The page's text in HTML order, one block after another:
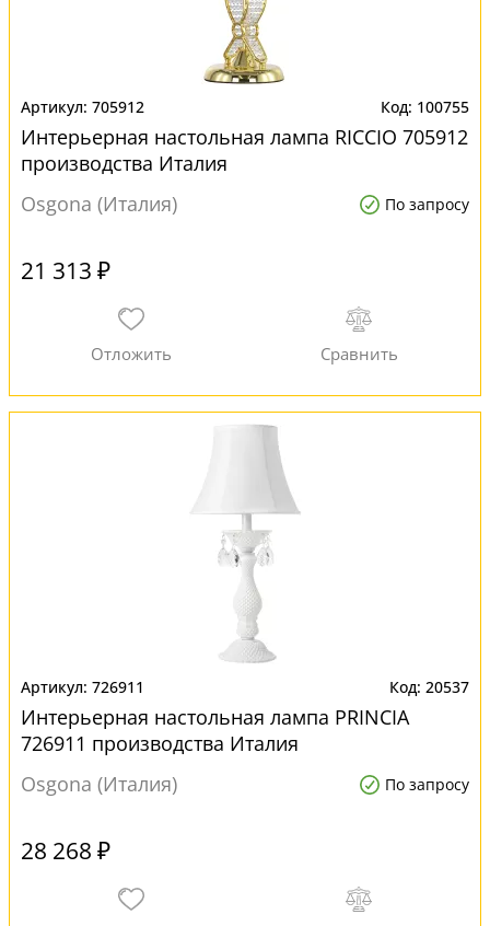
705912 100755
Интерьерная настольная лампа RICCIO 705912
производства Италия
Osgona (Италия)
По запросу
21 313 ₽
726911 20537
Интерьерная настольная лампа PRINCIA
726911 производства Италия
Osgona (Италия)
По запросу
28 268 ₽